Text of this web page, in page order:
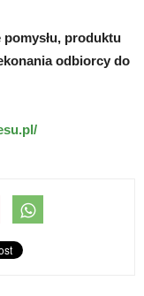
produktu
odbiorcy do